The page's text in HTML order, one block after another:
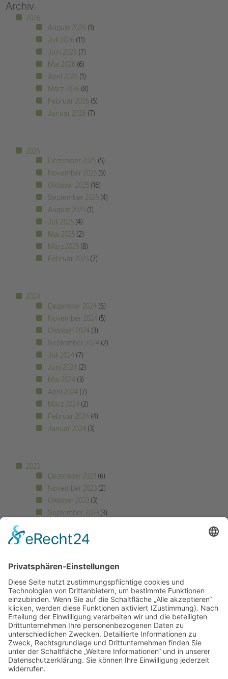
Archiv:
2026
August 2026 (1)
Juli 2026 (11)
Juni 2026 (7)
Mai 2026 (6)
April 2026 (1)
März 2026 (8)
Februar 2026 (5)
Januar 2026 (7)
2025
Dezember 2025 (5)
November 2025 (9)
Oktober 2025 (16)
September 2025 (4)
August 2025 (1)
Juli 2025 (4)
Mai 2025 (2)
März 2025 (8)
Februar 2025 (7)
2024
Dezember 2024 (6)
November 2024 (5)
Oktober 2024 (3)
September 2024 (2)
Juli 2024 (7)
Juni 2024 (2)
Mai 2024 (3)
April 2024 (7)
März 2024 (2)
Februar 2024 (4)
Januar 2024 (3)
2023
Dezember 2023 (6)
November 2023 (2)
Oktober 2023 (3)
September 2023 (3)
Juli 2023(10)
Mai 2023
März 2023(3)
Februar 2023(5)
Freie Schule Glonntal